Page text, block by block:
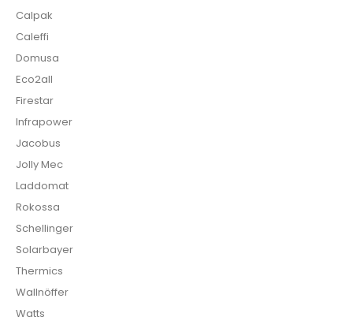
Calpak
Caleffi
Domusa
Eco2all
Firestar
Infrapower
Jacobus
Jolly Mec
Laddomat
Rokossa
Schellinger
Solarbayer
Thermics
Wallnöffer
Watts